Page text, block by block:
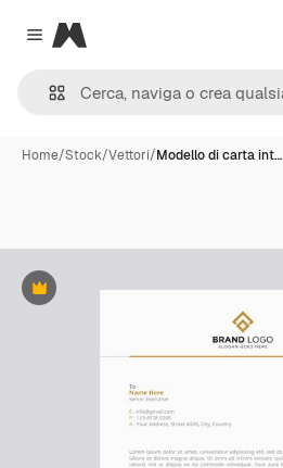
Close menu
Magnific
Home/Stock/Vettori/Modello di carta int…
Premium